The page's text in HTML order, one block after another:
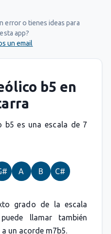
error o tienes ideas para
app?
un email
b5 en
b5 es una escala de 7
A B C#
grado de la escala
llamar también
un acorde m7b5.